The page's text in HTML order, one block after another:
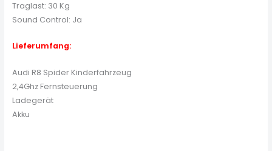
Traglast: 30 Kg
Sound Control: Ja
Lieferumfang:
Audi R8 Spider Kinderfahrzeug
2,4Ghz Fernsteuerung
Ladegerät
Akku